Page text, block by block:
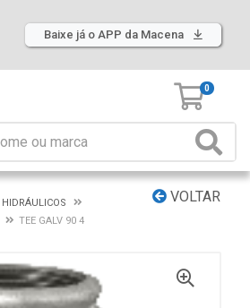
Baixe já o APP da Macena
0
VOLTAR
TEE GALV 90 4